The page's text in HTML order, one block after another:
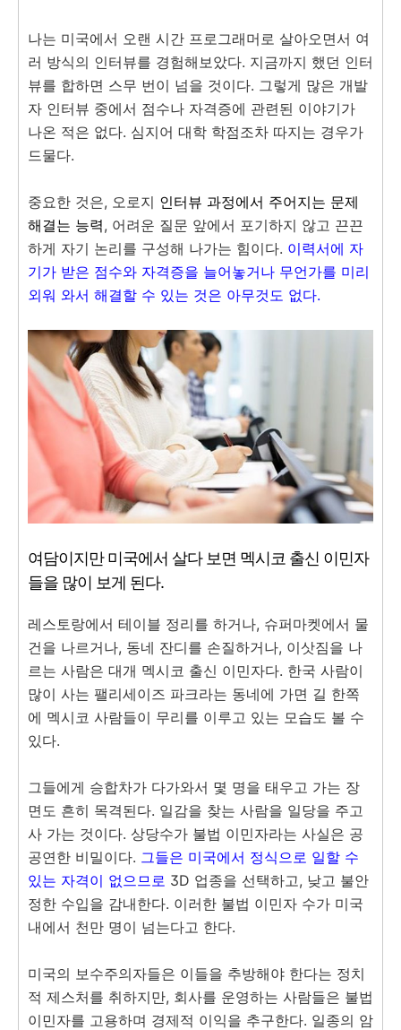
나는 미국에서 오랜 시간 프로그래머로 살아오면서 여
러 방식의 인터뷰를 경험해보았다. 지금까지 했던 인터
뷰를 합하면 스무 번이 넘을 것이다. 그렇게 많은 개발
자 인터뷰 중에서 점수나 자격증에 관련된 이야기가
나온 적은 없다. 심지어 대학 학점조차 따지는 경우가
드물다.
중요한 것은, 오로지 인터뷰 과정에서 주어지는 문제
해결는 능력, 어려운 질문 앞에서 포기하지 않고 끈끈
하게 자기 논리를 구성해 나가는 힘이다. 이력서에 자
기가 받은 점수와 자격증을 늘어놓거나 무언가를 미리
외워 와서 해결할 수 있는 것은 아무것도 없다.
여담이지만 미국에서 살다 보면 멕시코 출신 이민자
들을 많이 보게 된다.
레스토랑에서 테이블 정리를 하거나, 슈퍼마켓에서 물
건을 나르거나, 동네 잔디를 손질하거나, 이삿짐을 나
르는 사람은 대개 멕시코 출신 이민자다. 한국 사람이
많이 사는 팰리세이즈 파크라는 동네에 가면 길 한쪽
에 멕시코 사람들이 무리를 이루고 있는 모습도 볼 수
있다.
그들에게 승합차가 다가와서 몇 명을 태우고 가는 장
면도 흔히 목격된다. 일감을 찾는 사람을 일당을 주고
사 가는 것이다. 상당수가 불법 이민자라는 사실은 공
공연한 비밀이다. 그들은 미국에서 정식으로 일할 수
있는 자격이 없으므로 3D 업종을 선택하고, 낮고 불안
정한 수입을 감내한다. 이러한 불법 이민자 수가 미국
내에서 천만 명이 넘는다고 한다.
미국의 보수주의자들은 이들을 추방해야 한다는 정치
적 제스처를 취하지만, 회사를 운영하는 사람들은 불법
이민자를 고용하며 경제적 이익을 추구한다. 일종의 암